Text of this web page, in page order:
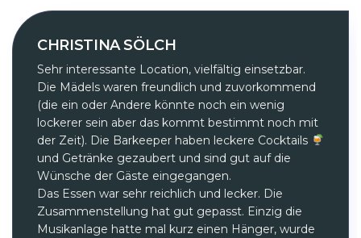
CHRISTINA SÖLCH
Sehr interessante Location, vielfältig einsetzbar.
Die Mädels waren freundlich und zuvorkommend
(die ein oder Andere könnte noch ein wenig
lockerer sein aber das kommt bestimmt noch mit
der Zeit). Die Barkeeper haben leckere Cocktails
und Getränke gezaubert und sind gut auf die
Wünsche der Gäste eingegangen.
Das Essen war sehr reichlich und lecker. Die
Zusammenstellung hat gut gepasst. Einzig die
Musikanlage hatte mal kurz einen Hänger, wurde